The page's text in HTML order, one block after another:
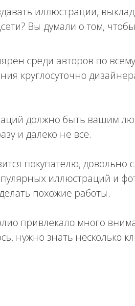
иллюстрации,
Вы думали о том,
среди авторов по
круглосуточно
должно быть вашим
и далеко не все.
покупателю, довольно
иллюстраций и
похожие работы.
привлекало много
нужно знать несколько